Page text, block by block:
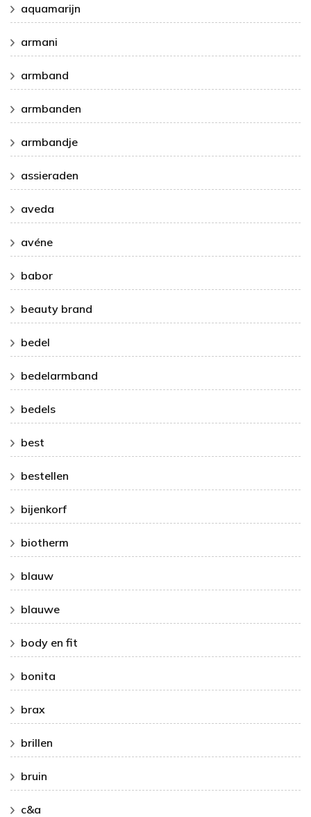
aquamarijn
armani
armband
armbanden
armbandje
assieraden
aveda
avéne
babor
beauty brand
bedel
bedelarmband
bedels
best
bestellen
bijenkorf
biotherm
blauw
blauwe
body en fit
bonita
brax
brillen
bruin
c&a